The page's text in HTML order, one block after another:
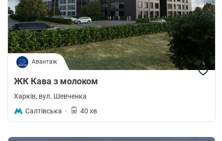
Авантаж
ЖК Кава з молоком
Харків, вул. Шевченка
Салтівська · 40 хв